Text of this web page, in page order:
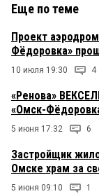
Еще по теме
Проект
Фёдоровка»
10 июля 19:30 4
«Ренова»
«Омск-
5 июня 17:32 6
Застройщик
Омске храм за
5 июня 09:10 1